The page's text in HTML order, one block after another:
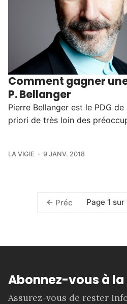
Comment gagner
P. Bellanger
Pierre Bellanger est le PDG
priori de très loin des
LA VIGIE 9 JANV. 2018
Préc Page 1 sur
Abonnez-vous à
Assurez-vous de rester